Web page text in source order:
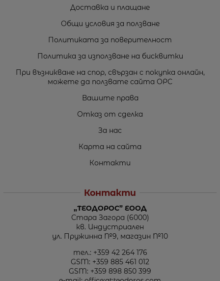
Доставка и плащане
Общи условия за ползване
Политиката за поверителност
Политика за използване на бисквитки
При възникване на спор, свързан с покупка онлайн,
можете да ползвате сайта ОРС
Вашите права
Отказ от сделка
За нас
Карта на сайта
Контакти
Контакти
„ТЕОДОРОС” ЕООД
Стара Загора (6000)
кв. Индустриален
ул. Пружинна №9, магазин №10
тел.: +359 42 264 176
GSM: +359 885 461 012
GSM: +359 898 850 399